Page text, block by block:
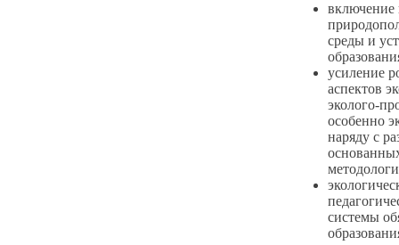
включение
среды и
усиление
аспектов
эколого-
особенно
наряду с
системы